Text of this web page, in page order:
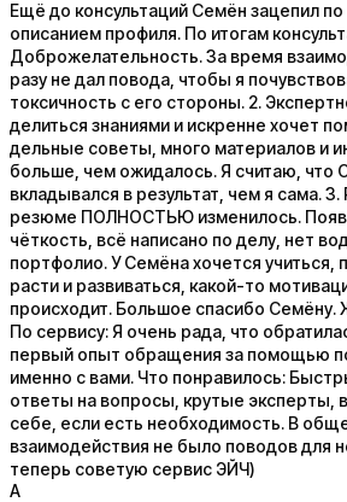
Ещё до консультаций Семён зацепил
описанием профиля. По итогам
Доброжелательность. За время
разу не дал повода, чтобы я
токсичность с его стороны. 2.
делиться знаниями и искренне хочет
дельные советы, много материалов и
больше, чем ожидалось. Я считаю, что
вкладывался в результат, чем я сама. 3.
резюме ПОЛНОСТЬЮ изменилось.
чёткость, всё написано по делу, нет
портфолио. У Семёна хочется учиться,
расти и развиваться, какой-то
происходит. Большое спасибо Семёну.
По сервису: Я очень рада, что
первый опыт обращения за помощью
именно с вами. Что понравилось:
ответы на вопросы, крутые эксперты,
себе, если есть необходимость. В
взаимодействия не было поводов для
теперь советую сервис ЭЙЧ)
А